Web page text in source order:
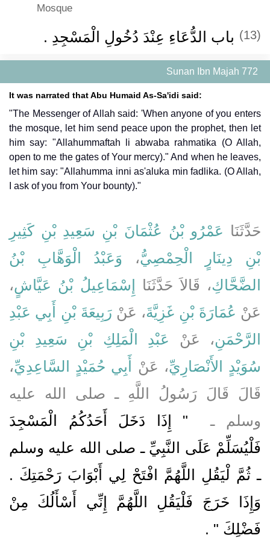
Mosque
(13) باب الدُّعَاءِ عِنْدَ دُخُولِ الْمَسْجِدِ ‏.‏
Sunan Ibn Majah 772
It was narrated that Abu Humaid As-Sa'idi said:
"The Messenger of Allah said: 'When anyone of you enters
the mosque, let him send peace upon the prophet, then let
him say: "Allahummaftah li abwaba rahmatika (O Allah,
open to me the gates of Your mercy)." And when he leaves,
let him say: "Allahumma inni as'aluka min fadlika. (O Allah,
I ask of you from Your bounty)."
حَدَّثَنَا عَمْرُو بْنُ عُثْمَانَ بْنِ سَعِيدِ بْنِ كَثِيرِ
بْنِ دِينَارٍ الْحِمْصِيُّ، وَعَبْدُ الْوَهَّابِ بْنُ
الضَّحَّاكِ، قَالاَ حَدَّثَنَا إِسْمَاعِيلُ بْنُ عَيَّاشٍ،
عَنْ عُمَارَةَ بْنِ غَزِيَّةَ، عَنْرَبِيعَةَ بْنِ أَبِي عَبْدِ
الرَّحْمَنِ، عَنْ عَبْدِ الْمَلِكِ بْنِ سَعِيدِ بْنِ
سُوَيْدٍ الأَنْصَارِيِّ، عَنْ أَبِي حُمَيْدٍ السَّاعِدِيِّ،
قَالَ قَالَ رَسُولُ اللَّهِ ـ صلى الله عليه
وسلم ـ ‏
"‏ إِذَا دَخَلَ أَحَدُكُمُ الْمَسْجِدَ
فَلْيُسَلِّمْ عَلَى النَّبِيِّ ـ صلى الله عليه وسلم
ـ ثُمَّ لْيَقُلِ اللَّهُمَّ افْتَحْ لِي أَبْوَابَ رَحْمَتِكَ ‏.‏
وَإِذَا خَرَجَ فَلْيَقُلِ اللَّهُمَّ إِنِّي أَسْأَلُكَ مِنْ
فَضْلِكَ ‏" ‏ ‏.‏